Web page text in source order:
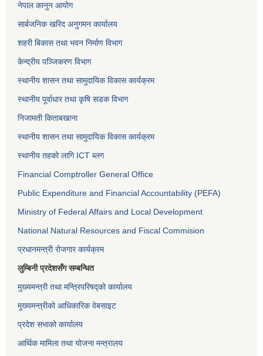
नेपाल कानुन आयोग
सार्बजनिक खरिद अनुगमन कार्यालय
शहरी बिकास तथा भवन निर्माण विभाग
केन्द्रीय पञ्जिकरण विभाग
स्थानीय शासन तथा सामुदायिक विकास कार्यक्रम
स्थानीय पूर्वाधार तथा कृषि सडक विभाग
निजामती किताबखाना
स्थानीय शासन तथा सामुदायिक विकास कार्यक्रम
स्थानीय तहको लागि ICT ब्लग
Financial Comptroller General Office
Public Expenditure and Financial Accountability (PEFA)
Ministry of Federal Affairs and Local Development
National Natural Resources and Fiscal Commision
प्रधानमन्त्री रोजगार कार्यक्रम
लुम्बिनी प्रदेशसँग सम्बन्धित
मुख्यमन्त्री तथा मन्त्रिपरिषद्को कार्यालय
मुख्यमन्त्रीको आधिकारिक वेबसाइट
प्रदेश सभाको कार्यालय
आर्थिक मामिला तथा योजना मन्त्रालय